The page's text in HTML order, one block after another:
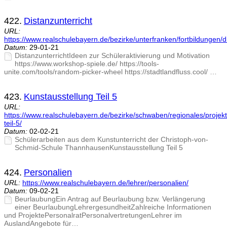
422. Distanzunterricht
URL:
https://www.realschulebayern.de/bezirke/unterfranken/fortbildungen/
Datum: 29-01-21
DistanzunterrichtIdeen zur Schüleraktivierung und Motivation
https://www.workshop-spiele.de/ https://tools-
unite.com/tools/random-picker-wheel https://stadtlandfluss.cool/ …
423. Kunstausstellung Teil 5
URL:
https://www.realschulebayern.de/bezirke/schwaben/regionales/
teil-5/
Datum: 02-02-21
Schülerarbeiten aus dem Kunstunterricht der Christoph-von-
Schmid-Schule ThannhausenKunstausstellung Teil 5
424. Personalien
URL: https://www.realschulebayern.de/lehrer/personalien/
Datum: 09-02-21
BeurlaubungEin Antrag auf Beurlaubung bzw. Verlängerung
einer BeurlaubungLehrergesundheitZahlreiche Informationen
und ProjektePersonalratPersonalvertretungenLehrer im
AuslandAngebote für…